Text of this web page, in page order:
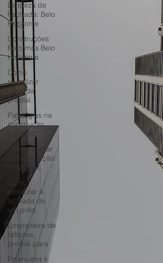
Limpeza de
Fachada: Belo
Horizonte
Construções
Reformas Belo
Horizonte
Como
revitalizar
fachada
predial
Patologias na
construção
civil fach
Como realizar
a manutenção
emergenc
Como
restaurar a
fachada de
um préd
Empreiteira de
reforma
predial para
Financeira é